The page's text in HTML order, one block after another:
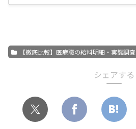
【徹底比較】医療職の給料明細・実態調査
シェアする